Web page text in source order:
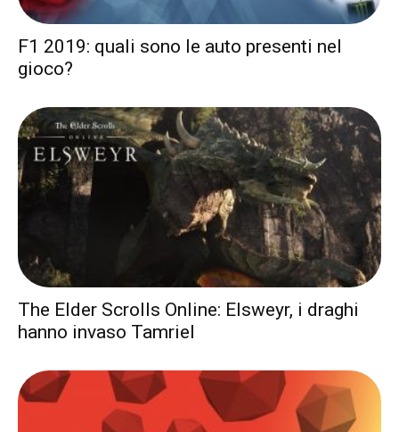
F1 2019: quali sono le auto presenti nel
gioco?
The Elder Scrolls Online: Elsweyr, i draghi
hanno invaso Tamriel